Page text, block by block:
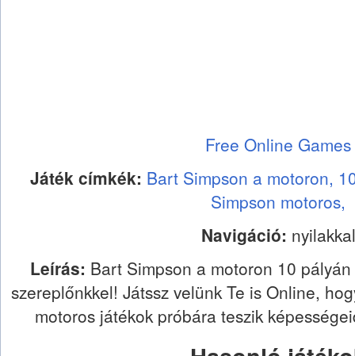
Free Online Games
Játék címkék: Bart Simpson a motoron,
Simpson motoros,
Navigáció: nyilakkal
Leírás: Bart Simpson a motoron 10
szereplőnkkel! Játssz velünk Te is Online,
motoros játékok próbára teszik